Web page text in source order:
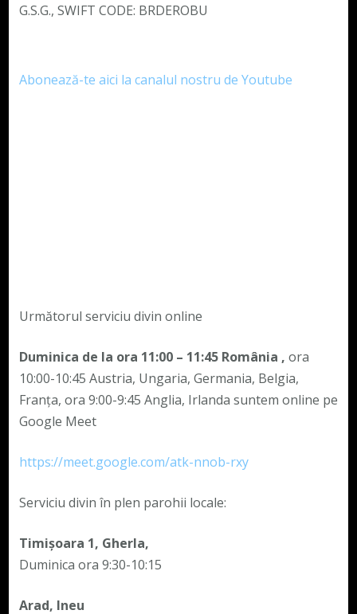
G.S.G., SWIFT CODE: BRDEROBU
Abonează-te aici la canalul nostru de Youtube
Următorul serviciu divin online
Duminica de la ora 11:00 – 11:45România , ora
10:00-10:45 Austria, Ungaria, Germania, Belgia,
Franța, ora 9:00-9:45 Anglia, Irlanda suntem online pe
Google Meet
https://meet.google.com/atk-nnob-rxy
Serviciu divin în plen parohii locale:
Timișoara 1, Gherla,
Duminica ora 9:30-10:15
Arad, Ineu